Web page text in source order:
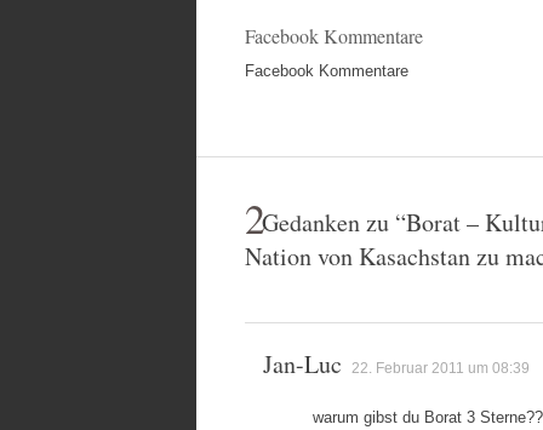
Facebook Kommentare
Facebook Kommentare
2Gedanken zu “Borat –
Nation von Kasachstan zu
Jan-Luc 22. Februar 2011 um 08:39
warum gibst du Borat 3